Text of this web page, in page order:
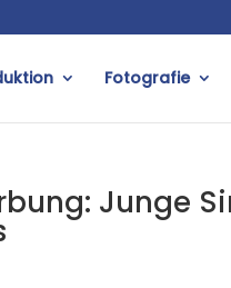
Fotografie
Junge